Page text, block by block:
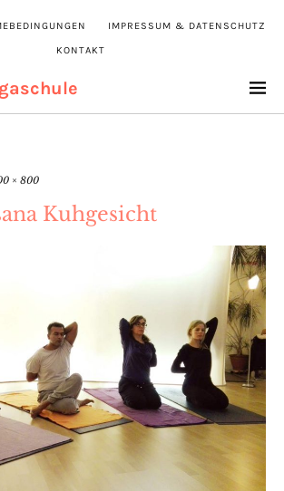
IMPRESSUM & DATENSCHUTZ
KONTAKT
× 800
Kuhgesicht